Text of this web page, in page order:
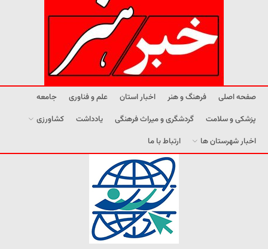
صفحه اصلی فرهنگ و هنر اخبار استان علم و فناوری
جامعه
پزشکی و سلامت
گردشگری و میراث فرهنگی یادداشت
کشاورزی
اخبار شهرستان ها
ارتباط با ما